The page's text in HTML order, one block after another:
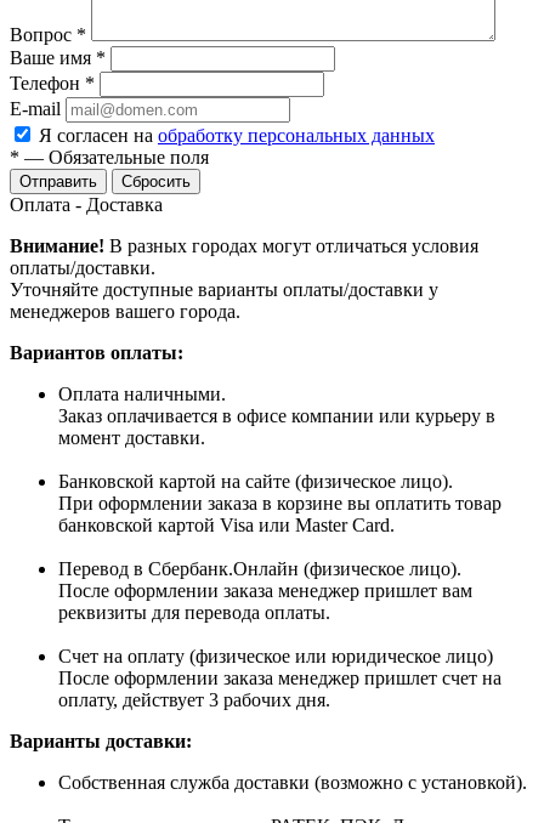
Вопрос *
Ваше имя *
Телефон *
E-mail
Я согласен на обработку персональных данных
* — Обязательные поля
Сбросить
Оплата - Доставка
Внимание! В разных городах могут отличаться условия
оплаты/доставки.
Уточняйте доступные варианты оплаты/доставки у
менеджеров вашего города.
Вариантов оплаты:
Оплата наличными.
Заказ оплачивается в офисе компании или курьеру в
момент доставки.
Банковской картой на сайте (физическое лицо).
При оформлении заказа в корзине вы оплатить товар
банковской картой Visa или Master Card.
Перевод в Сбербанк.Онлайн (физическое лицо).
После оформлении заказа менеджер пришлет вам
реквизиты для перевода оплаты.
Счет на оплату (физическое или юридическое лицо)
После оформлении заказа менеджер пришлет счет на
оплату, действует 3 рабочих дня.
Варианты доставки:
Собственная служба доставки (возможно с установкой).